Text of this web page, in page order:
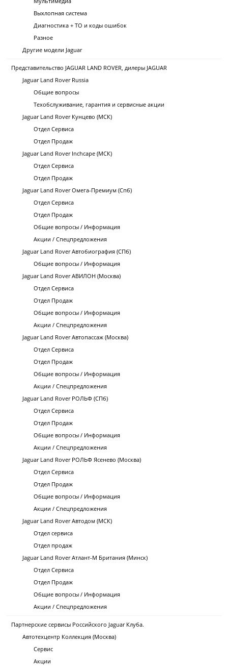
Выхлопная система
Диагностика + ТО и коды ошибок
Разное
Другие модели Jaguar
Представительство JAGUAR LAND ROVER, дилеры JAGUAR
Jaguar Land Rover Russia
Общие вопросы
Техобслуживание, гарантия и сервисные акции
Jaguar Land Rover Кунцево (МСК)
Отдел Сервиса
Отдел Продаж
Jaguar Land Rover Inchcape (МСК)
Отдел Сервиса
Отдел Продаж
Jaguar Land Rover Омега-Премиум (Спб)
Отдел Сервиса
Отдел Продаж
Общие вопросы / Информация
Акции / Спецпредложения
Jaguar Land Rover Автобиография (СПб)
Общие вопросы / Информация
Jaguar Land Rover АВИЛОН (Москва)
Отдел Сервиса
Отдел Продаж
Общие вопросы / Информация
Акции / Спецпредложения
Jaguar Land Rover Автопассаж (Москва)
Отдел Сервиса
Отдел Продаж
Общие вопросы / Информация
Акции / Спецпредложения
Jaguar Land Rover РОЛЬФ (СПб)
Отдел Сервиса
Отдел Продаж
Общие вопросы / Информация
Акции / Спецпредложения
Jaguar Land Rover РОЛЬФ Ясенево (Москва)
Отдел Сервиса
Отдел Продаж
Общие вопросы / Информация
Акции / Спецпредложения
Jaguar Land Rover Автодом (МСК)
Отдел сервиса
Отдел продаж
Jaguar Land Rover Атлант-М Британия (Минск)
Отдел Сервиса
Отдел Продаж
Общие вопросы / Информация
Акции / Спецпредложения
Партнерские сервисы Российского Jaguar Клуба.
Автотехцентр Коллекция (Москва)
Сервис
Акции